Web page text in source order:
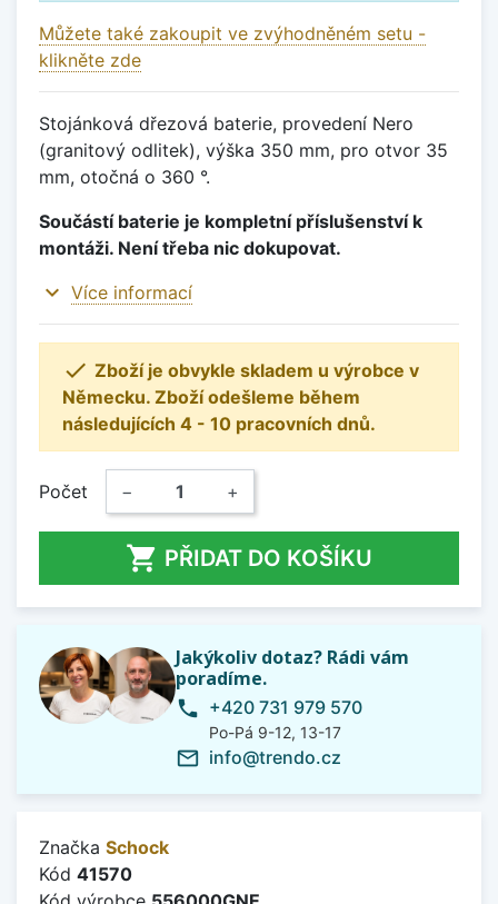
Můžete také zakoupit ve zvýhodněném setu -
klikněte zde
Stojánková dřezová baterie, provedení Nero
(granitový odlitek), výška 350 mm, pro otvor 35
mm, otočná o 360 °.
Součástí baterie je kompletní příslušenství k
montáži. Není třeba nic dokupovat.
expand_more Více informací
 Zboží je obvykle skladem u výrobce v
Německu. Zboží odešleme během
následujících 4 - 10 pracovních dnů.
Počet − +
 PŘIDAT DO KOŠÍKU
Jakýkoliv dotaz? Rádi vám
poradíme.
phone +420 731 979 570
Po-Pá 9-12, 13-17
mail_outline info@trendo.cz
Značka Schock
Kód 41570